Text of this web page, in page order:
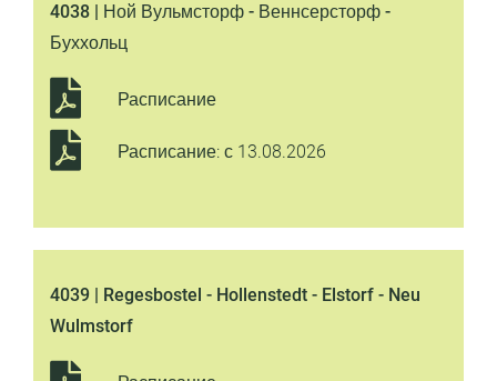
4038 | Ной Вульмсторф - Веннсерсторф -
Буххольц
Расписание
Расписание: с 13.08.2026
4039 | Regesbostel - Hollenstedt - Elstorf - Neu
Wulmstorf